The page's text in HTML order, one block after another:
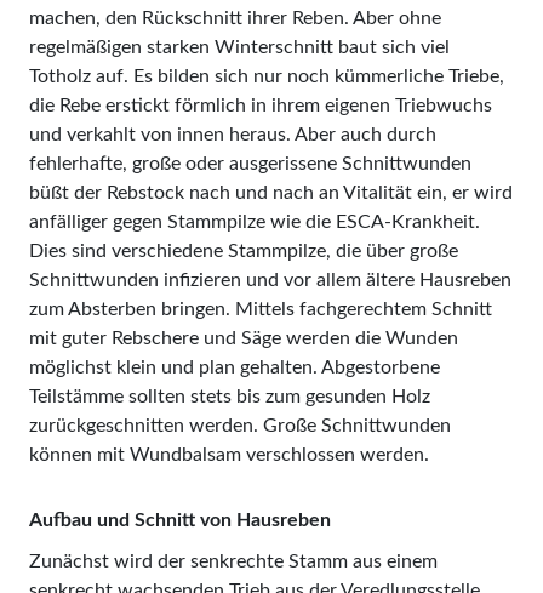
machen, den Rückschnitt ihrer Reben. Aber ohne
regelmäßigen starken Winterschnitt baut sich viel
Totholz auf. Es bilden sich nur noch kümmerliche Triebe,
die Rebe erstickt förmlich in ihrem eigenen Triebwuchs
und verkahlt von innen heraus. Aber auch durch
fehlerhafte, große oder ausgerissene Schnittwunden
büßt der Rebstock nach und nach an Vitalität ein, er wird
anfälliger gegen Stammpilze wie die ESCA-­Krank­­heit.
Dies sind verschiedene Stammpilze, die über große
Schnittwunden infizieren und vor allem ältere Hausreben
zum Absterben bringen. Mittels fachgerechtem Schnitt
mit guter Reb­schere und Säge werden die Wunden
möglichst klein und plan gehalten. Abgestorbene
Teilstämme sollten stets bis zum gesunden Holz
zurückgeschnitten werden. Große Schnittwunden
können mit Wundbalsam verschlossen werden.
Aufbau und Schnitt von Hausreben
Zunächst wird der senkrechte Stamm aus einem